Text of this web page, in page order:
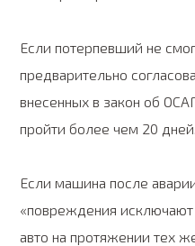
Если потерпевший не
предварительно
внесенных в закон об
пройти более чем 20 дней.
Если машина после
«повреждения
авто на протяжении тех